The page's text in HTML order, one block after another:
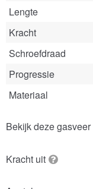
Lengte
Kracht
Schroefdraad
Progressie
Materiaal
Bekijk deze gasveer
Kracht uit